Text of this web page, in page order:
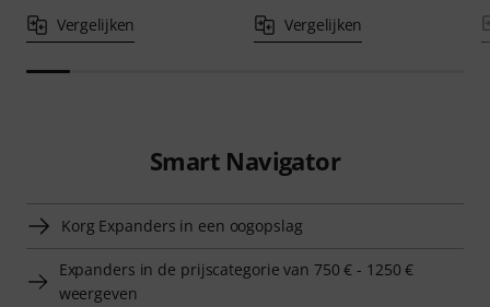
Vergelijken Vergelijken
Smart Navigator
Korg Expanders in een oogopslag
Expanders in de prijscategorie van 750 € - 1250 €
weergeven